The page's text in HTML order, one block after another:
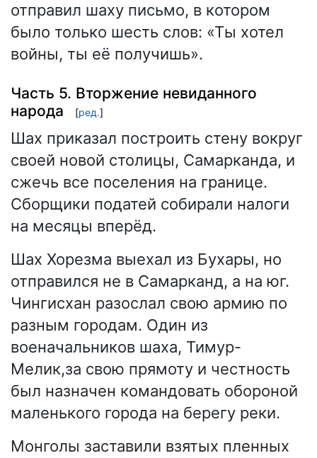
отправил шаху письмо, в котором
было только шесть слов: «Ты хотел
войны, ты её получишь».
Часть 5. Вторжение невиданного
народа
[ред.]
Шах приказал построить стену вокруг
своей новой столицы, Самарканда, и
сжечь все поселения на границе.
Сборщики податей собирали налоги
на месяцы вперёд.
Шах Хорезма выехал из Бухары, но
отправился не в Самарканд, а на юг.
Чингисхан разослал свою армию по
разным городам. Один из
военачальников шаха, Тимур-
Мелик,за свою прямоту и честность
был назначен командовать обороной
маленького города на берегу реки.
Монголы заставили взятых пленных